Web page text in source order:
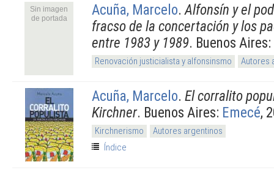
Sin imagen
de portada
Acuña, Marcelo.Alfonsín y el
fracso de la concertación y los
entre 1983 y 1989. Buenos Aires:
Renovación justicialista y alfonsinsmo Autores
Acuña, Marcelo. El corralito
Kirchner. Buenos Aires: Emecé,
Kirchnerismo
Autores argentinos
Índice